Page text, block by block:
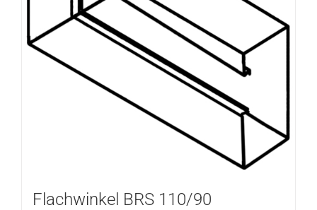
Flachwinkel BRS 110/90